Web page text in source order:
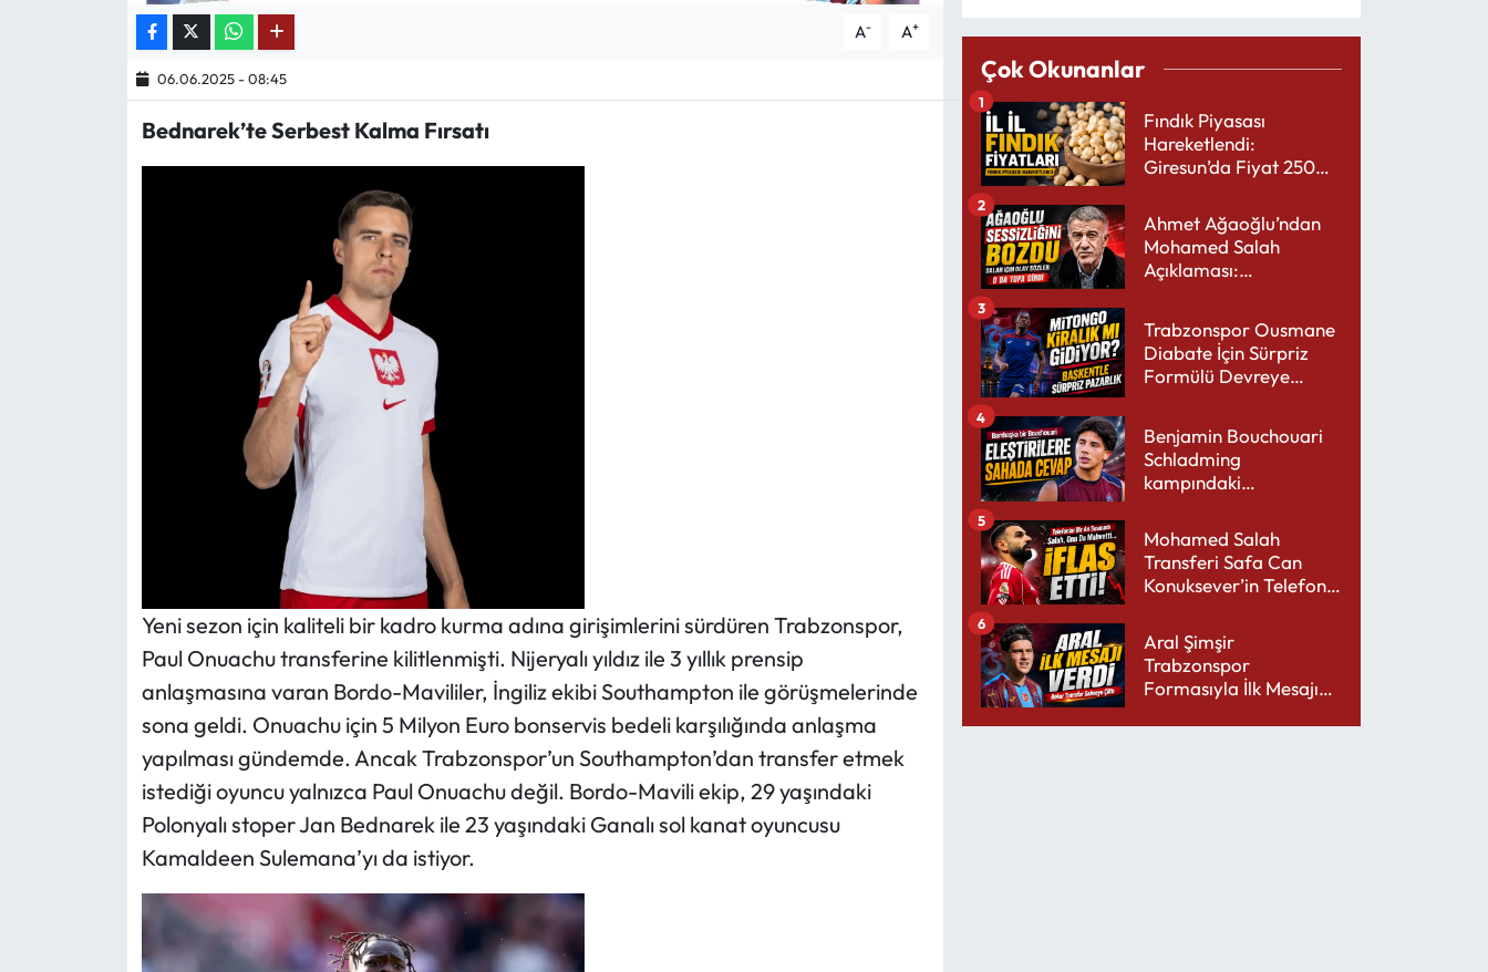
A- A+
06.06.2025 - 08:45
Bednarek’te Serbest Kalma Fırsatı
Yeni sezon için kaliteli bir kadro kurma adına girişimlerini sürdüren Trabzonspor,
Paul Onuachu transferine kilitlenmişti. Nijeryalı yıldız ile 3 yıllık prensip
anlaşmasına varan Bordo-Mavililer, İngiliz ekibi Southampton ile görüşmelerinde
sona geldi. Onuachu için 5 Milyon Euro bonservis bedeli karşılığında anlaşma
yapılması gündemde. Ancak Trabzonspor’un Southampton’dan transfer etmek
istediği oyuncu yalnızca Paul Onuachu değil. Bordo-Mavili ekip, 29 yaşındaki
Polonyalı stoper Jan Bednarek ile 23 yaşındaki Ganalı sol kanat oyuncusu
Kamaldeen Sulemana’yı da istiyor.
Çok Okunanlar
Fındık Piyasası
Hareketlendi:
Giresun’da Fiyat 250
1
Ahmet Ağaoğlu’ndan
Mohamed Salah
Açıklaması:
Yakışır
2
Trabzonspor Ousmane
Diabate İçin Sürpriz
Formülü Devreye
3
Benjamin Bouchouari
Schladming
kampındaki
4
Mohamed Salah
Transferi Safa Can
Konuksever’in Telefon
5
Aral Şimşir
Trabzonspor
Formasıyla İlk Mesajını
6
Ekonomi